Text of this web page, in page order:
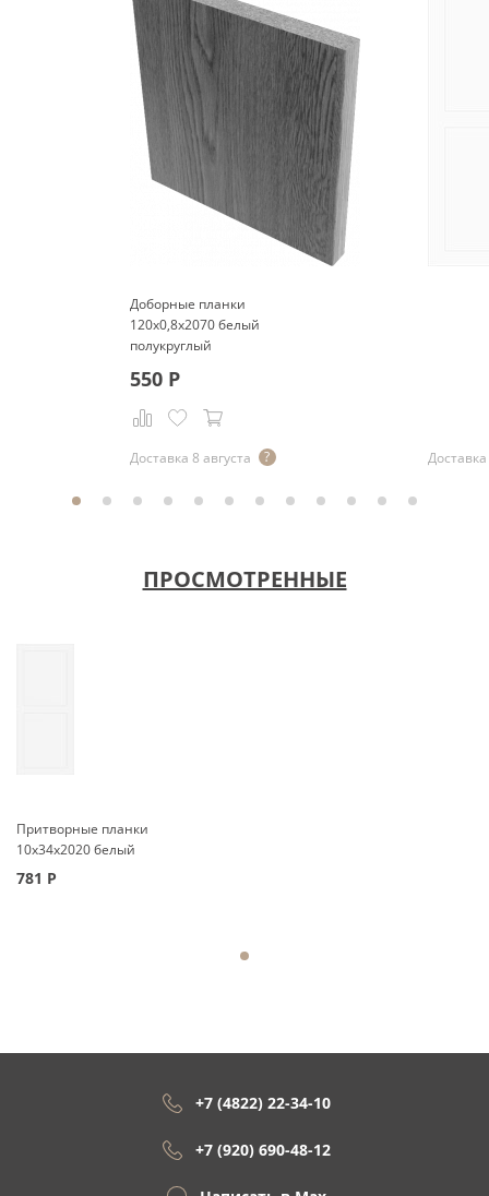
Доборные планки
120x0,8x2070 белый
полукруглый
550Р
Доставка 8 августа Доставка
ПРОСМОТРЕННЫЕ
Притворные планки
10x34x2020 белый
781 Р
+7 (4822) 22-34-10
+7 (920) 690-48-12